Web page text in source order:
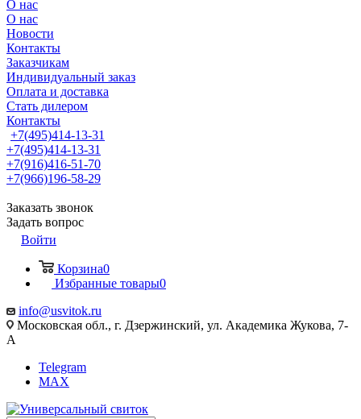
О нас
О нас
Новости
Контакты
Заказчикам
Индивидуальный заказ
Оплата и доставка
Стать дилером
Контакты
+7(495)414-13-31
+7(495)414-13-31
+7(916)416-51-70
+7(966)196-58-29
Заказать звонок
Задать вопрос
Войти
Корзина0
Избранные товары0
info@usvitok.ru
Московская обл., г. Дзержинский, ул. Академика Жукова, 7-
А
Telegram
MAX